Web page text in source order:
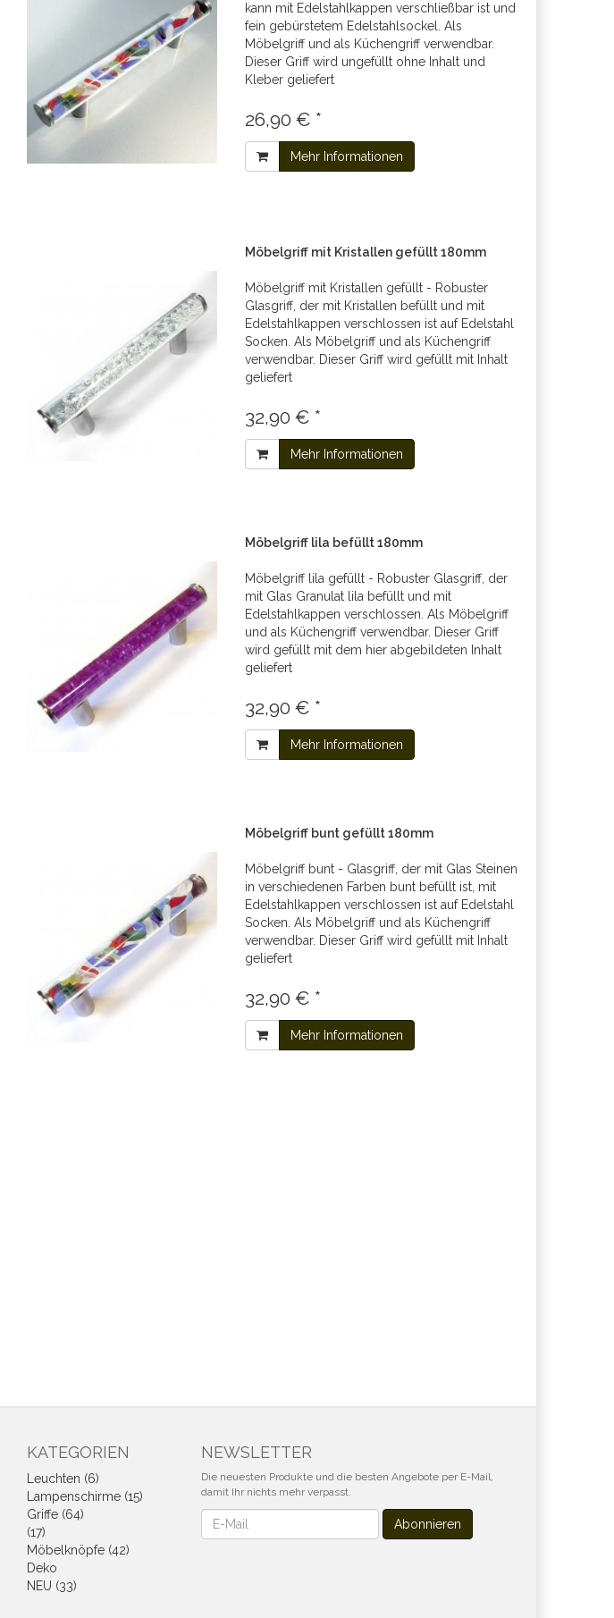
kann mit Edelstahlkappen verschließbar ist und
fein gebürstetem Edelstahlsockel. Als
Möbelgriff und als Küchengriff verwendbar.
Dieser Griff wird ungefüllt ohne Inhalt und
Kleber geliefert
26,90 € *
Mehr Informationen
Möbelgriff mit Kristallen gefüllt 180mm
Möbelgriff mit Kristallen gefüllt - Robuster
Glasgriff, der mit Kristallen befüllt und mit
Edelstahlkappen verschlossen ist auf Edelstahl
Socken. Als Möbelgriff und als Küchengriff
verwendbar. Dieser Griff wird gefüllt mit Inhalt
geliefert
32,90 € *
Mehr Informationen
Möbelgriff lila befüllt 180mm
Möbelgriff lila gefüllt - Robuster Glasgriff, der
mit Glas Granulat lila befüllt und mit
Edelstahlkappen verschlossen. Als Möbelgriff
und als Küchengriff verwendbar. Dieser Griff
wird gefüllt mit dem hier abgebildeten Inhalt
geliefert
32,90 € *
Mehr Informationen
Möbelgriff bunt gefüllt 180mm
Möbelgriff bunt - Glasgriff, der mit Glas Steinen
in verschiedenen Farben bunt befüllt ist, mit
Edelstahlkappen verschlossen ist auf Edelstahl
Socken. Als Möbelgriff und als Küchengriff
verwendbar. Dieser Griff wird gefüllt mit Inhalt
geliefert
32,90 € *
Mehr Informationen
KATEGORIEN
Leuchten (6)
Lampenschirme (15)
Griffe (64)
(17)
Möbelknöpfe (42)
Deko
NEU (33)
NEWSLETTER
Die neuesten Produkte und die besten Angebote per E-Mail,
damit Ihr nichts mehr verpasst.
Newsletter Abonnieren